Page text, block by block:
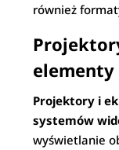
również
Projektory i
systemów
wyświetlanie